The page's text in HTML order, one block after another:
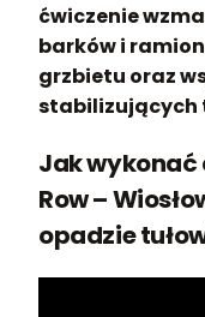
ćwiczenie
barków i
grzbietu oraz
stabilizujących
Jak wykonać
Row –
opadzie